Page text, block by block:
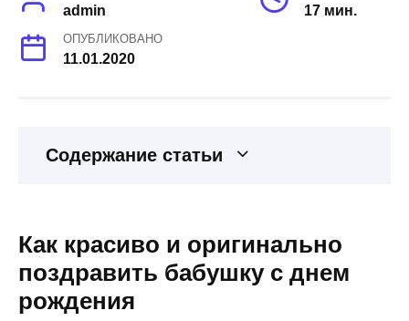
admin 17 мин.
ОПУБЛИКОВАНО
11.01.2020
Содержание статьи
Как красиво и оригинально
поздравить бабушку с днем
рождения